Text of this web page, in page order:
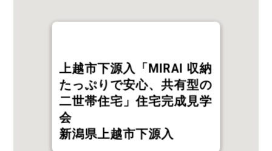
上越市下源入「MIRAI 収納
たっぷりで安心、共有型の
二世帯住宅」住宅完成見学
会
新潟県上越市下源入